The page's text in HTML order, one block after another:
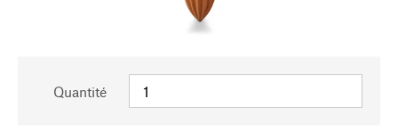
Quantité